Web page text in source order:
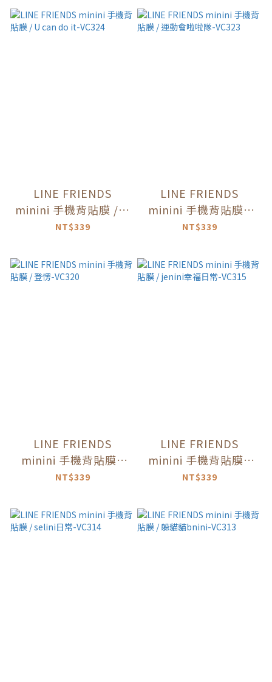
LINE FRIENDS
minini 手機背貼膜 / U
can do it-VC324
NT$339
LINE FRIENDS
minini 手機背貼膜 /
運動會啦啦隊-VC323
NT$339
LINE FRIENDS
minini 手機背貼膜 /
登愣-VC320
NT$339
LINE FRIENDS
minini 手機背貼膜 /
jenini幸福日常-VC315
NT$339